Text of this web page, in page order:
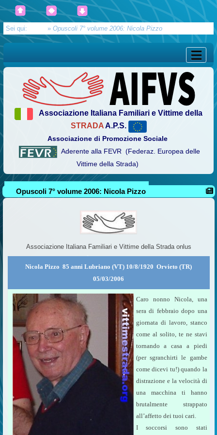
Sei qui: » Opuscoli 7° volume 2006: Nicola Pizzo
Associazione Italiana Familiari e Vittime della
STRADAA.P.S.
Associazione di Promozione Sociale
Aderente alla FEVR (Federaz. Europea delle
Vittime della Strada)
Opuscoli 7° volume 2006: Nicola Pizzo
Associazione Italiana Familiari e Vittime della Strada onlus
Nicola Pizzo 85 anni Lubriano (VT) 10/8/1920  Orvieto (TR)
05/03/2006
Caro nonno Nicola, una
sera di febbraio dopo una
giornata di lavoro, stanco
come al solito, te ne stavi
tornando a casa a piedi
(per sgranchirti le gambe
come dicevi tu!) quando la
distrazione e la velocità di
una macchina ti hanno
brutalmente strappato
all’affetto dei tuoi cari.
I soccorsi sono stati